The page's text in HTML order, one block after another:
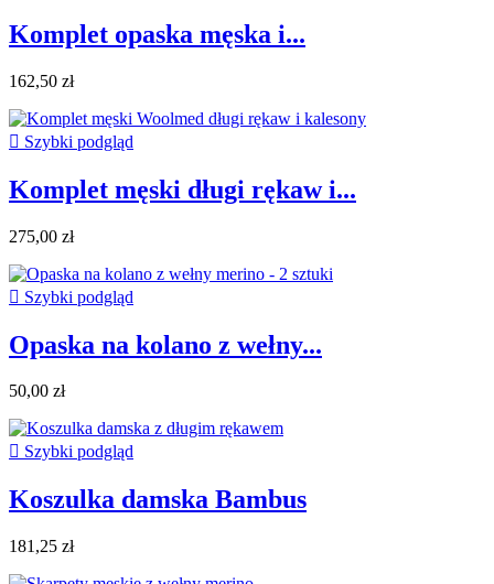
Komplet opaska męska i...
162,50 zł
 Szybki podgląd
Komplet męski długi rękaw i...
275,00 zł
 Szybki podgląd
Opaska na kolano z wełny...
50,00 zł
 Szybki podgląd
Koszulka damska Bambus
181,25 zł